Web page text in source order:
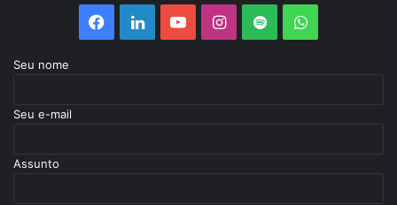
Facebook
LinkedinYouTubeInstagram
SpotifyWhatsApp
Seu nome
Seu e-mail
Assunto